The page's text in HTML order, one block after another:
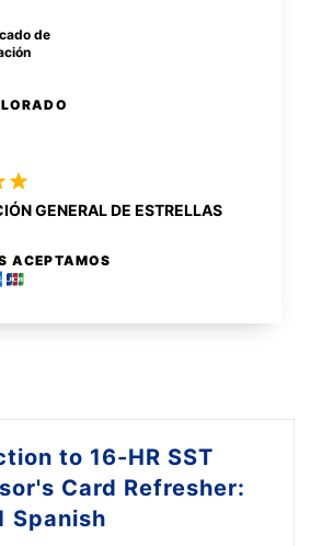
to 16-HR SST
Card Refresher:
Spanish
de
GENERAL DE ESTRELLAS
ACEPTAMOS